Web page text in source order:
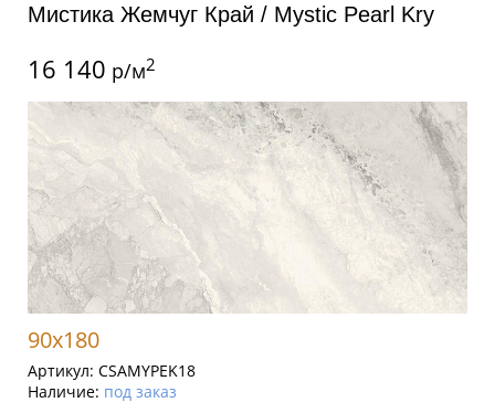
Мистика Жемчуг Край / Mystic Pearl Kry
16 140 р/м2
90x180
Артикул: CSAMYPEK18
Наличие: под заказ